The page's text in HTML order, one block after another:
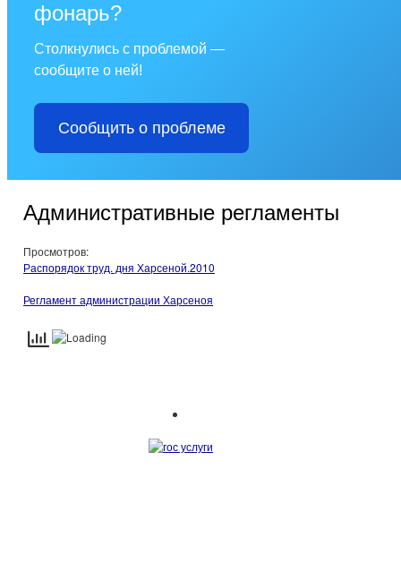
фонарь?
Столкнулись с проблемой —
сообщите о ней!
Сообщить о проблеме
Административные регламенты
Просмотров:
Распорядок труд. дня Харсеной.2010
Регламент администрации Харсеноя